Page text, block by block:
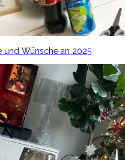
und Wünsche an 2025